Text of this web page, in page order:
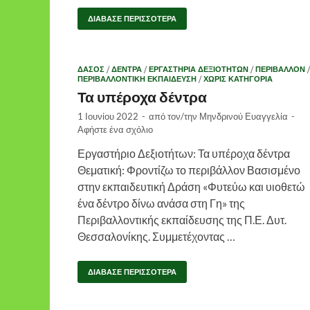
ΔΙΆΒΑΣΕ ΠΕΡΙΣΣΌΤΕΡΑ
ΔΆΣΟΣ /ΔΈΝΤΡΑ /ΕΡΓΑΣΤΉΡΙΑ ΔΕΞΙΟΤΉΤΩΝ /ΠΕΡΙΒΆΛΛΟΝ /
ΠΕΡΙΒΑΛΛΟΝΤΙΚΉ ΕΚΠΑΊΔΕΥΣΗ /ΧΩΡΊΣ ΚΑΤΗΓΟΡΊΑ
Τα υπέροχα δέντρα
1 Ιουνίου 2022 - από τον/την Μηνδρινού Ευαγγελία -
Αφήστε ένα σχόλιο
Εργαστήριο Δεξιοτήτων: Τα υπέροχα δέντρα
Θεματική: Φροντίζω το περιβάλλον Βασισμένο
στην εκπαιδευτική Δράση «Φυτεύω και υιοθετώ
ένα δέντρο δίνω ανάσα στη Γη» της
Περιβαλλοντικής εκπαίδευσης της Π.Ε. Δυτ.
Θεσσαλονίκης. Συμμετέχοντας …
ΔΙΆΒΑΣΕ ΠΕΡΙΣΣΌΤΕΡΑ